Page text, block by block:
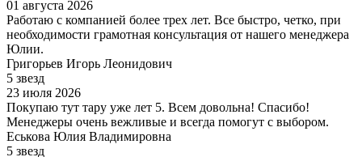
01 августа 2026
Работаю с компанией более трех лет. Все быстро, четко, при
необходимости грамотная консультация от нашего менеджера
Юлии.
Григорьев Игорь Леонидович
5 звезд
23 июля 2026
Покупаю тут тару уже лет 5. Всем довольна! Спасибо!
Менеджеры очень вежливые и всегда помогут с выбором.
Еськова Юлия Владимировна
5 звезд